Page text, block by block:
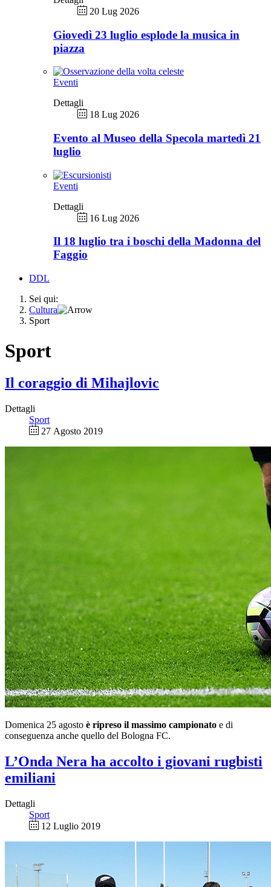
20 Lug 2026
Giovedì 23 luglio esplode la musica in
piazza
Eventi
Dettagli
18 Lug 2026
Evento al Museo della Specola martedì 21
luglio
Eventi
Dettagli
16 Lug 2026
Il 18 luglio tra i boschi della Madonna del
Faggio
DDL
Sei qui:
Cultura
Sport
Sport
Il coraggio di Mihajlovic
Dettagli
Sport
27 Agosto 2019
Domenica 25 agosto è ripreso il massimo campionato e di
conseguenza anche quello del Bologna FC.
L’Onda Nera ha accolto i giovani rugbisti
emiliani
Dettagli
Sport
12 Luglio 2019